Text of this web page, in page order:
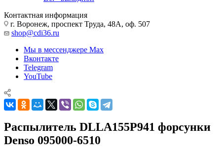
Контактная информация
г. Воронеж, проспект Труда, 48А, оф. 507
shop@cdi36.ru
Мы в мессенджере Max
Вконтакте
Telegram
YouTube
Распылитель DLLA155P941 форсунки
Denso 095000-6510